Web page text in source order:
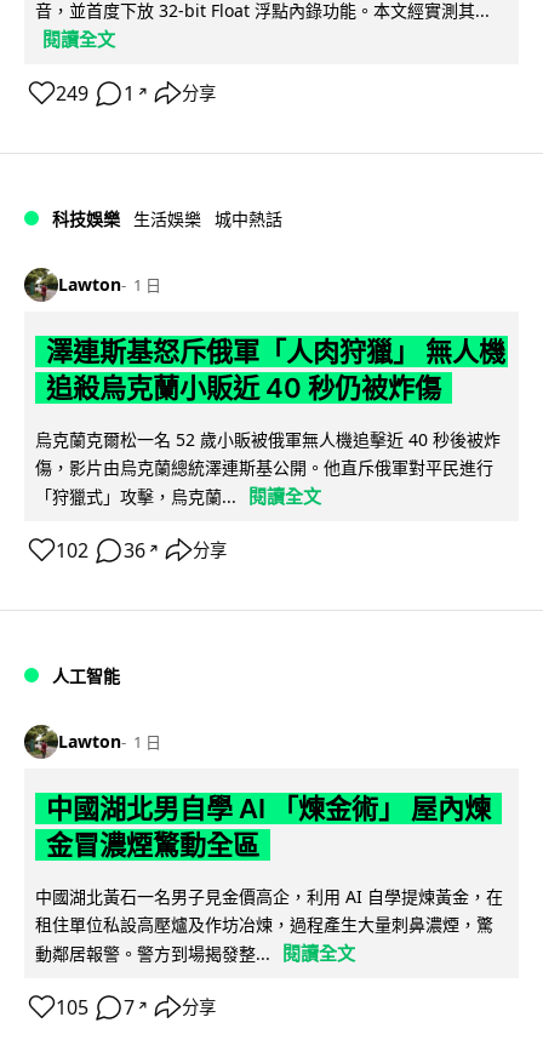
音，並首度下放 32-bit Float 浮點內錄功能。本文經實測其...
閱讀全文
249 1 ↗ 分享
科技娛樂 生活娛樂 城中熱話
Lawton 1 日
澤連斯基怒斥俄軍「人肉狩獵」 無人機
追殺烏克蘭小販近 40 秒仍被炸傷
烏克蘭克爾松一名 52 歲小販被俄軍無人機追擊近 40 秒後被炸
傷，影片由烏克蘭總統澤連斯基公開。他直斥俄軍對平民進行
「狩獵式」攻擊，烏克蘭...
閱讀全文
102 36 ↗ 分享
人工智能
Lawton 1 日
中國湖北男自學 AI 「煉金術」 屋內煉
金冒濃煙驚動全區
中國湖北黃石一名男子見金價高企，利用 AI 自學提煉黃金，在
租住單位私設高壓爐及作坊冶煉，過程產生大量刺鼻濃煙，驚
動鄰居報警。警方到場揭發整...
閱讀全文
105 7 ↗ 分享